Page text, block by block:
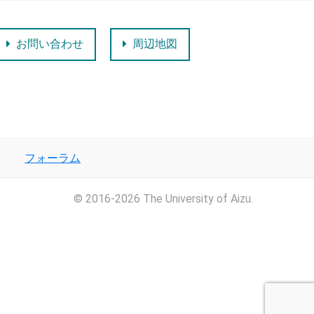
お問い合わせ 周辺地図
フォーラム
© 2016-2026 The University of Aizu.